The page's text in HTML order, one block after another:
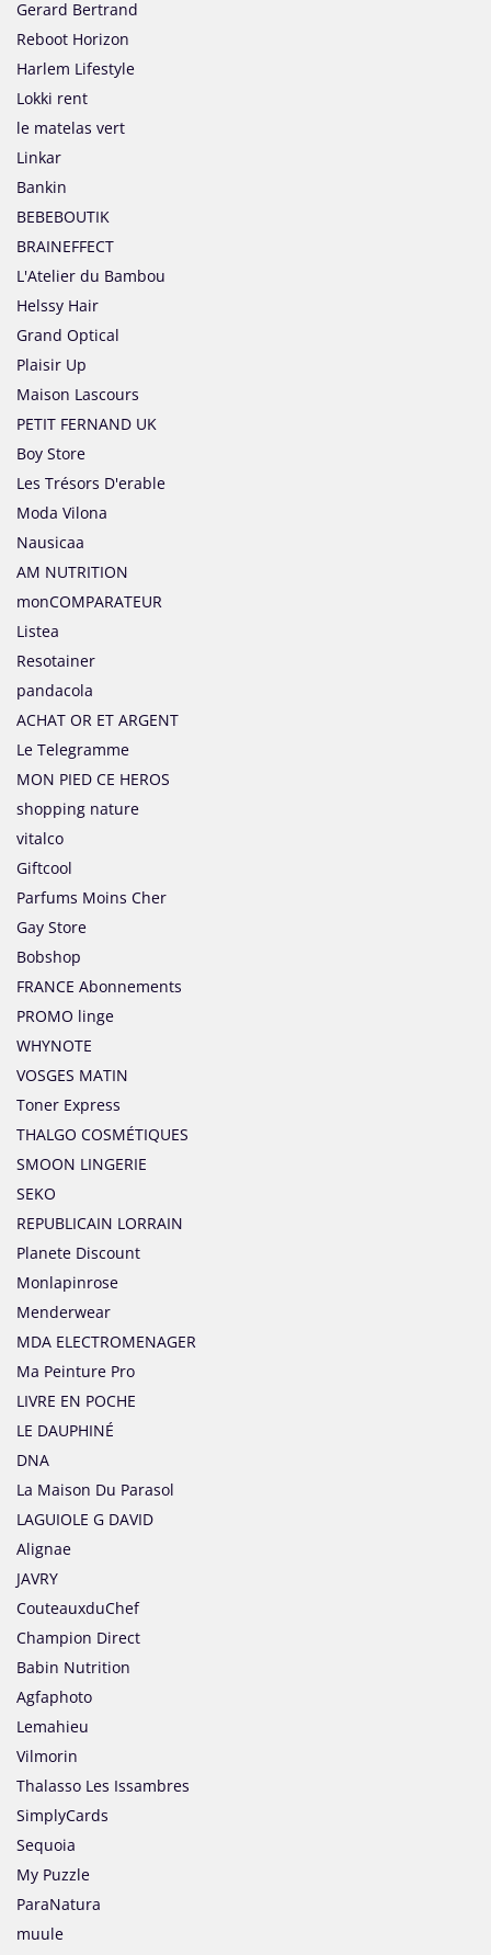
Gerard Bertrand
Reboot Horizon
Harlem Lifestyle
Lokki rent
le matelas vert
Linkar
Bankin
BEBEBOUTIK
BRAINEFFECT
L'Atelier du Bambou
Helssy Hair
Grand Optical
Plaisir Up
Maison Lascours
PETIT FERNAND UK
Boy Store
Les Trésors D'erable
Moda Vilona
Nausicaa
AM NUTRITION
monCOMPARATEUR
Listea
Resotainer
pandacola
ACHAT OR ET ARGENT
Le Telegramme
MON PIED CE HEROS
shopping nature
vitalco
Giftcool
Parfums Moins Cher
Gay Store
Bobshop
FRANCE Abonnements
PROMO linge
WHYNOTE
VOSGES MATIN
Toner Express
THALGO COSMÉTIQUES
SMOON LINGERIE
SEKO
REPUBLICAIN LORRAIN
Planete Discount
Monlapinrose
Menderwear
MDA ELECTROMENAGER
Ma Peinture Pro
LIVRE EN POCHE
LE DAUPHINÉ
DNA
La Maison Du Parasol
LAGUIOLE G DAVID
Alignae
JAVRY
CouteauxduChef
Champion Direct
Babin Nutrition
Agfaphoto
Lemahieu
Vilmorin
Thalasso Les Issambres
SimplyCards
Sequoia
My Puzzle
ParaNatura
muule